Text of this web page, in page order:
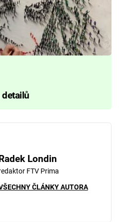
Radek Londin
FTV Prima
ČLÁNKY AUTORA